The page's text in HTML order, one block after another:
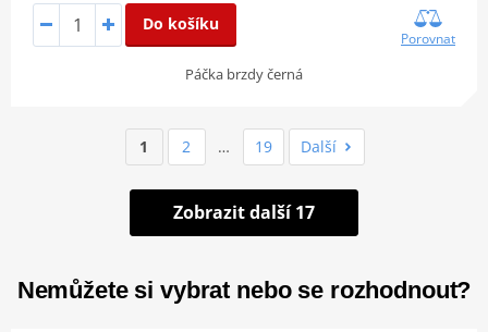
Do košíku
Porovnat
Páčka brzdy černá
1 2 … 19 Další
Zobrazit další 17
Nemůžete si vybrat nebo se rozhodnout?